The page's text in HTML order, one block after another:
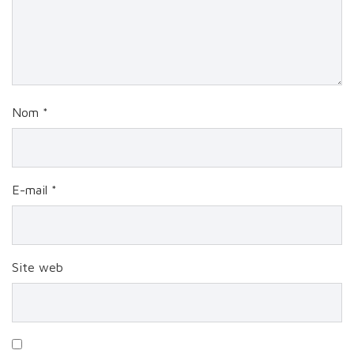
Nom *
E-mail *
Site web